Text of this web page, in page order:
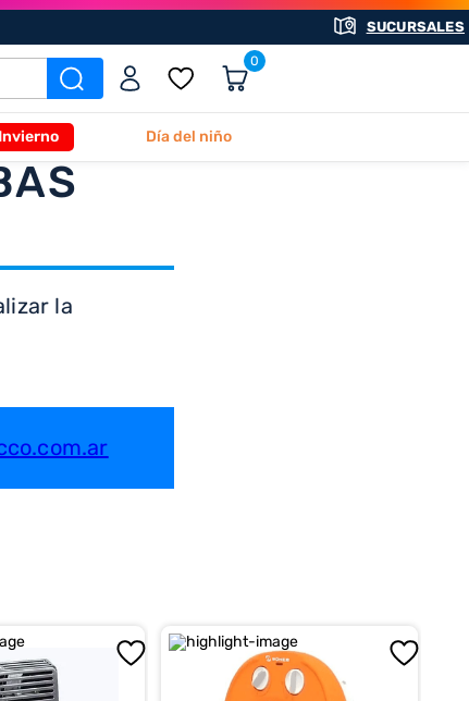
SUCURSALES
0
Día del niño
la